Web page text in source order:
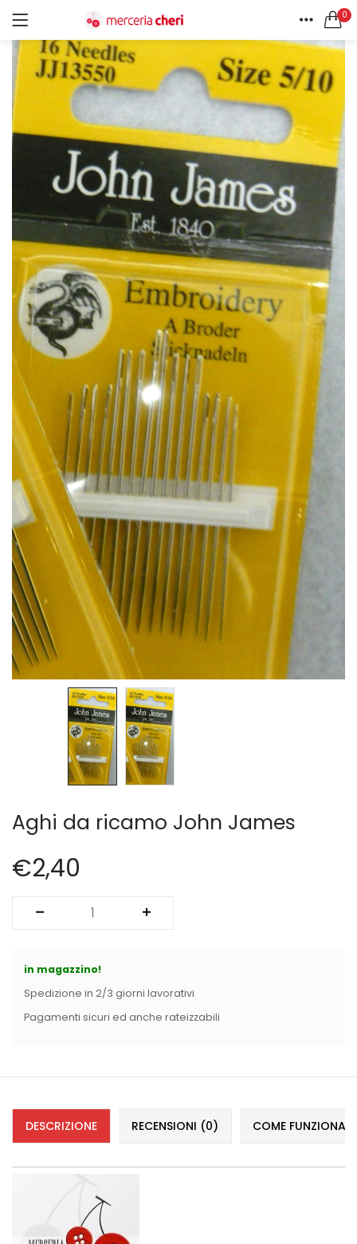
0
HOME
ACCOUNT
ACCEDI REGISTRATI
Ricordami
Password dimenticata?
CERCA IN:
Tutte le categorie
Accessori Design (56)
Accessori merceria (94)
Cesti portalavoro (8)
Aghi e spilli (24)
Applicazioni (26)
Borse (6)
Bottoni Vintage (204)
Lotti di Bottoni vintage (27)
Bottoni/alamari/automatici (46)
Alamari (5)
Calze collant donna (24)
Cappelli (16)
Cerniere lampo / Zip/Fibbie (27)
Elastici (10)
Filati (32)
filati cucirini e affini (9)
Fodere (5)
Guanti (1)
LANA (27)
Minuterie (58)
Nastri, fettucce, cordoni, (49)
Pizzi (11)
Prodotti per la sartoria (34)
Ricamo (119)
Quadri Mezzo Punto (92)
Canovacci Completi di Filati e Ago (24)
Sciarpe (8)
Set di Bottoni Vintage (77)
Swarovski (2)
Vintage (165)
Aghi da ricamo John James
€2,40
in magazzino!
Spedizione in 2/3 giorni lavorativi
Pagamenti sicuri ed anche rateizzabili
DESCRIZIONE RECENSIONI (0) COME